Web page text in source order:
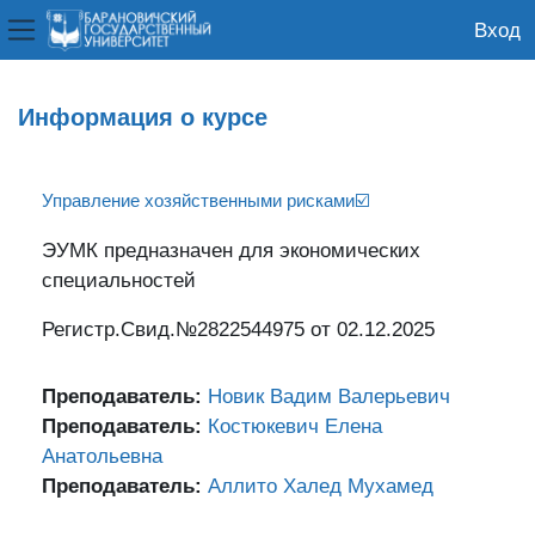
Боковая панель
Вход
Информация о курсе
Управление хозяйственными рисками☑️
ЭУМК предназначен для экономических
специальностей
Регистр.Свид.№2822544975 от 02.12.2025
Преподаватель: Новик Вадим Валерьевич
Преподаватель: Костюкевич Елена
Анатольевна
Преподаватель: Аллито Халед Мухамед